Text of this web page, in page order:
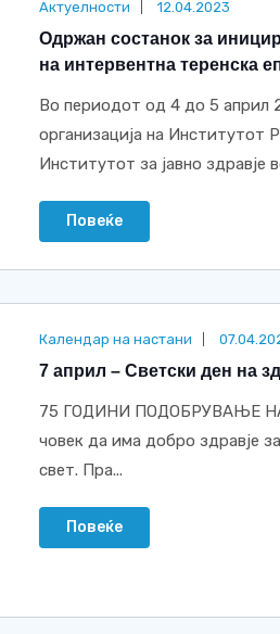
Актуелности 12.04.2023
Одржан состанок за
на интервентна теренска
Во периодот од 4 до 5 април
организација на Институтот
Институтот за јавно здравје
Повеќе
Календар на настани
7 април – Светски ден на
75 ГОДИНИ ПОДОБРУВАЊЕ НА
човек да има добро здравје
свет. Пра...
Повеќе